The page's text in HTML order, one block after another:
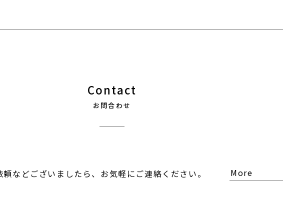
Contact
お問合わせ
などございましたら、お気軽にご連絡ください。 More